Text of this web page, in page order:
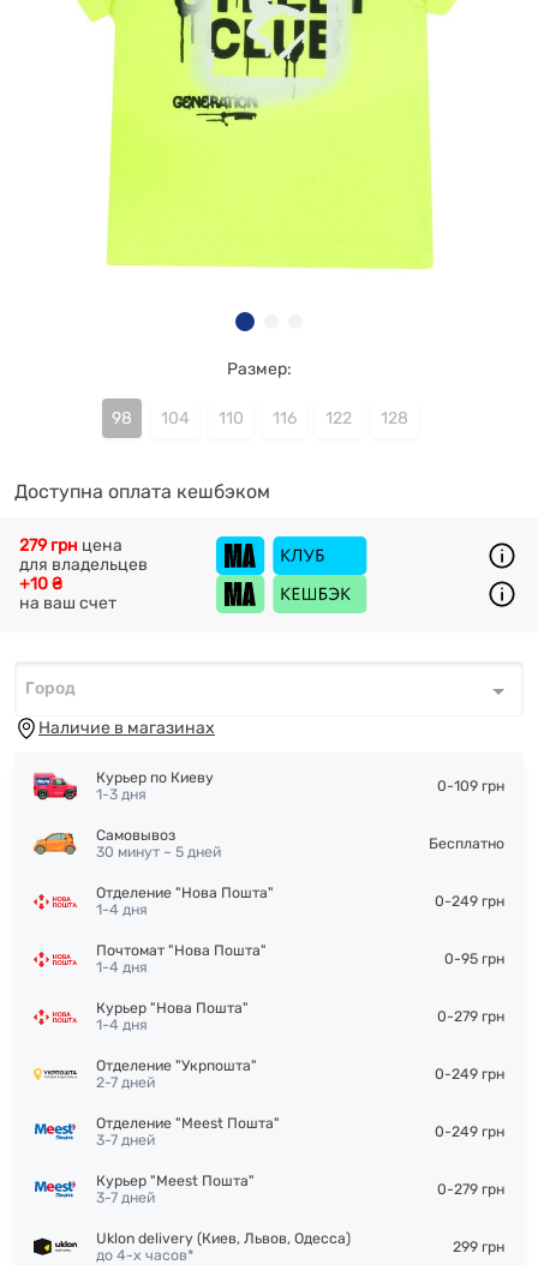
Размер:
98 104 110 116 122 128
Доступна оплата кешбэком
+10 ₴
на ваш счет
279 грн цена
для владельцев
Город*
Город
Наличие в магазинах
Курьер по Киеву
1-3 дня
0-109 грн
Самовывоз
30 минут – 5 дней
Бесплатно
Отделение "Нова Пошта"
1-4 дня
0-249 грн
Почтомат "Нова Пошта"
1-4 дня
0-95 грн
Курьер "Нова Пошта"
1-4 дня
0-279 грн
Отделение "Укрпошта"
2-7 дней
0-249 грн
Отделение "Meest Пошта"
3-7 дней
0-249 грн
Курьер "Meest Пошта"
3-7 дней
0-279 грн
Uklon delivery (Киев, Львов, Одесса)
до 4-х часов*
299 грн